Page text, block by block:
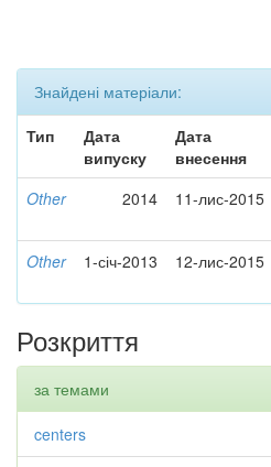
Знайдені матеріали:
Тип
Дата
випуску
Дата
внесення
Other 2014 11-лис-2015
Other 1-січ-2013 12-лис-2015
Розкриття
за темами
centers